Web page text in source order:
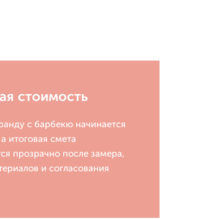
стоимость
с барбекю начинается
итоговая смета
прозрачно после замера,
и согласования